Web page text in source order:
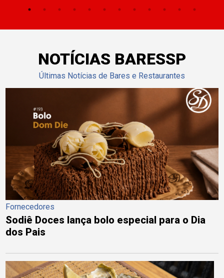
NOTÍCIAS BARESSP
Últimas Notícias de Bares e Restaurantes
Fornecedores
Sodiê Doces lança bolo especial para o Dia
dos Pais